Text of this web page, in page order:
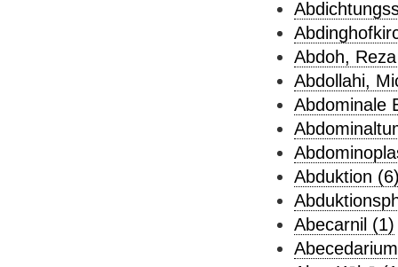
Abdoh,
Abdollahi,
Abdominale
Abduktion
Abecarnil (1)